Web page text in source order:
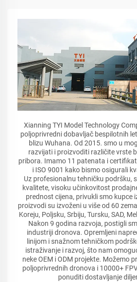
Xianning TYI Model Technology
poljoprivredni dobavljač bespilotnih
blizu Wuhana. Od 2015. smo u
razvijati i proizvoditi različite vrste
pribora. Imamo 11 patenata i
i ISO 9001 kako bismo osigurali
Uz profesionalnu tehničku podršku,
kvalitete, visoku učinkovitost
prednost cijena, privukli smo kupce
proizvodi su izvoženi u više od 60
Koreju, Poljsku, Srbiju, Tursku, SAD,
Nakon 9 godina razvoja, postigli
industriji dronova. Opremljeni
linijom i snažnom tehničkom
istraživanje i razvoj, što nam
neke OEM i ODM projekte. Možemo
poljoprivrednih dronova i 10000+
ponuditi dostavljanje